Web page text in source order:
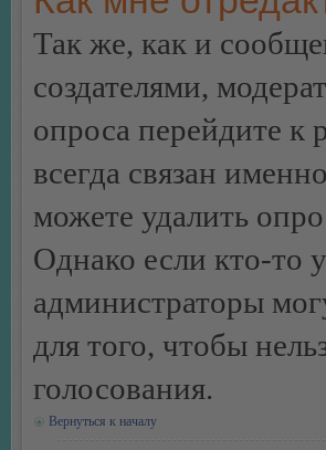
Так же, как и
создателями,
опроса перейдите к
всегда связан
можете удалить
Однако если кто-то
администраторы
для того, чтобы
голосования.
Вернуться к началу